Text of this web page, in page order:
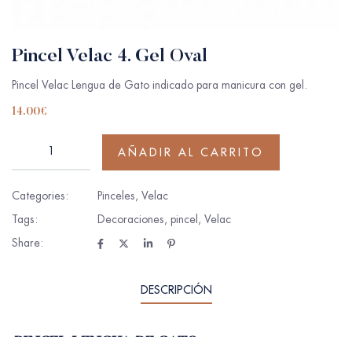
Pincel Velac 4. Gel Oval
Pincel Velac Lengua de Gato indicado para manicura con gel.
14.00€
AÑADIR AL CARRITO
Categories: Pinceles, Velac
Tags:
Decoraciones, pincel , Velac
Share:
DESCRIPCIÓN